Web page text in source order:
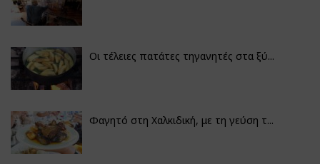
Οι τέλειες πατάτες τηγανητές στα ξύ...
Φαγητό στη Χαλκιδική, με τη γεύση τ...